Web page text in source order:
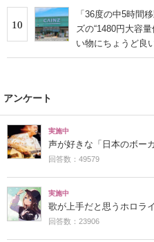
10
「36度の中5時間
ズの“1480円大容
い物にちょうど良
アンケート
実施中
声が好きな「日本のボー
回答数：49579
実施中
歌が上手だと思うホロラ
回答数：23906